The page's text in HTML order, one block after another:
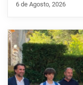
6 de Agosto, 2026